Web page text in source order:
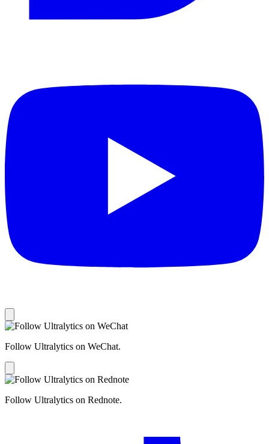
Follow Ultralytics on WeChat.
Follow Ultralytics on Rednote.